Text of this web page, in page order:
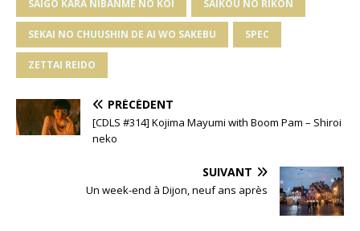
SAIGO KARA NIBANME NO KOI SAIKOU NO RIKON
SEKAI NO CHUUSHIN DE AI WO SAKEBU SPEC
ZETTAI REIDO
PRÉCÉDENT
[CDLS #314] Kojima Mayumi with Boom Pam – Shiroi
neko
SUIVANT
Un week-end à Dijon, neuf ans après